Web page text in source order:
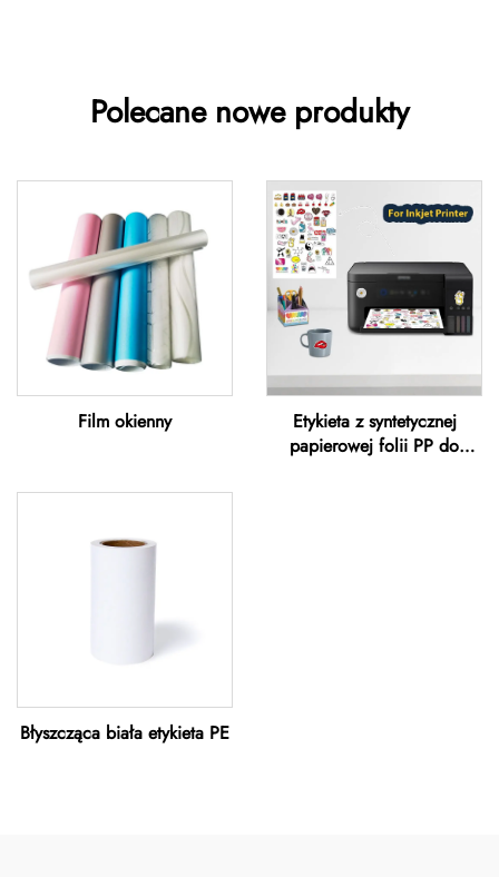
Polecane nowe produkty
Film okienny
Etykieta z syntetycznej
papierowej folii PP do
Błyszcząca biała etykieta PE